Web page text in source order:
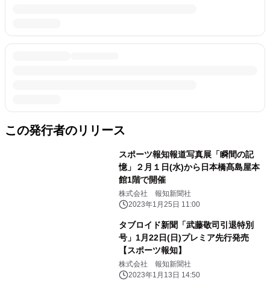
この発行者のリリース
スポーツ報知報道写真展「瞬間の記
憶」２月１日(水)から日本橋髙島屋本
館1階で開催
株式会社 報知新聞社
2023年1月25日 11:00
タブロイド新聞「武藤敬司引退特別
号」1月22日(日)プレミア先行発売
【スポーツ報知】
株式会社 報知新聞社
2023年1月13日 14:50